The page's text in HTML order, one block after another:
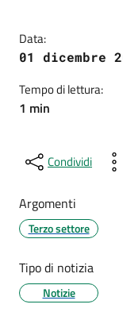
Data:
01 dicembre
Tempo di lettura:
1 min
Condividi
Argomenti
Terzo settore
Tipo di notizia
Notizie